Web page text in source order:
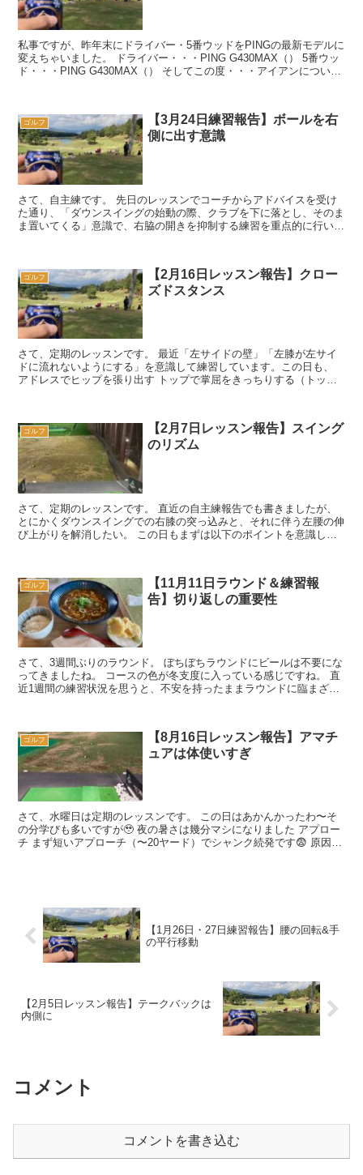
私事ですが、昨年末にドライバー・5番ウッドをPINGの最新モデルに
変えちゃいました。 ドライバー・・・PING G430MAX（） 5番ウッ
ド・・・PING G430MAX（） そしてこの度・・・アイアンについて
ゴルフ
【3月24日練習報告】ボールを右
側に出す意識
さて、自主練です。 先日のレッスンでコーチからアドバイスを受け
た通り、「ダウンスイングの始動の際、クラブを下に落とし、そのま
ま置いてくる」意識で、右脇の開きを抑制する練習を重点的に行いま
ゴルフ
【2月16日レッスン報告】クロー
ズドスタンス
さて、定期のレッスンです。 最近「左サイドの壁」「左膝が左サイ
ドに流れないようにする」を意識して練習しています。この日も、
アドレスでヒップを張り出す トップで掌屈をきっちりする（トップ
ゴルフ
【2月7日レッスン報告】スイング
のリズム
さて、定期のレッスンです。 直近の自主練報告でも書きましたが、
とにかくダウンスイングでの右膝の突っ込みと、それに伴う左腰の伸
び上がりを解消したい。 この日もまずは以下のポイントを意識して
ゴルフ
【11月11日ラウンド＆練習報
告】切り返しの重要性
さて、3週間ぶりのラウンド。 ぼちぼちラウンドにビールは不要にな
ってきましたね。 コースの色が冬支度に入っている感じですね。 直
近1週間の練習状況を思うと、不安を持ったままラウンドに臨まざる
ゴルフ
【8月16日レッスン報告】アマチ
ュアは体使いすぎ
さて、水曜日は定期のレッスンです。 この日はあかんかったわ〜そ
の分学びも多いですが🥹 夜の暑さは幾分マシになりました アプロー
チ まず短いアプローチ（〜20ヤード）でシャンク続発です😨 原因
【1月26日・27日練習報告】腰の回転&手
の平行移動
【2月5日レッスン報告】テークバックは
内側に
コメント
コメントを書き込む